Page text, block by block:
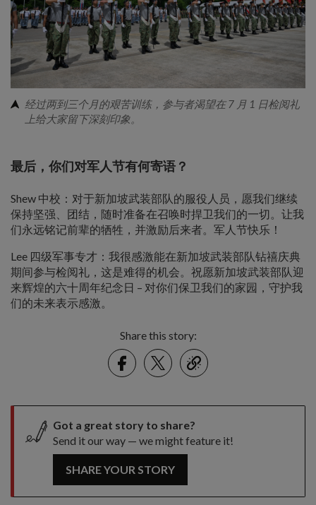
经过两到三个月的艰苦训练，参与者渴望在 7 月 1 日检阅礼
上给大家留下深刻印象。
最后，你们对军人节有何寄语？
Shew 中校：对于新加坡武装部队的服役人员，愿我们继续
保持坚强、团结，随时准备在召唤时捍卫我们的一切。让我
们永远铭记前辈的牺牲，并激励后来者。军人节快乐！
Lee 四级军事专才：我很感激能在新加坡武装部队钻禧庆典
期间参与检阅礼，这是难得的机会。祝愿新加坡武装部队迎
来辉煌的六十周年纪念日 – 对你们保卫我们的家园，守护我
们的未来表示感激。
Share this story:
FacebookTwitter
link
Got a great story to share?
Send it our way — we might feature it!
SHARE YOUR STORY